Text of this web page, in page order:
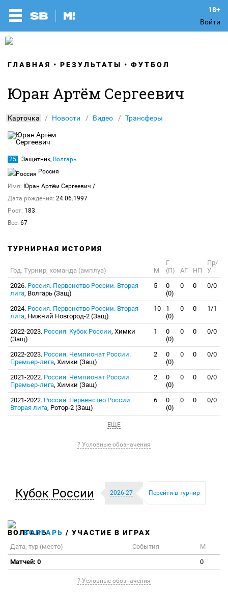
Войти
ГЛАВНАЯ РЕЗУЛЬТАТЫ ФУТБОЛ
Юран Артём Сергеевич
Карточка Новости Видео Трансферы
25 Защитник, Волгарь
Россия
Имя: Юран Артём Сергеевич /
Дата рождения: 24.06.1997
Рост: 183
Вес: 67
ТУРНИРНАЯ ИСТОРИЯ
Год. Турнир, команда (амплуа) М
Г
(П)
АГ НП
Пр/
У
2026. Россия. Первенство России. Вторая
лига, Волгарь (Защ)
5
0
(0)
0 0 0/0
2024. Россия. Первенство России. Вторая
лига, Нижний Новгород-2 (Защ)
10
1
(0)
0 0 1/1
2022-2023. Россия. Кубок России, Химки
(Защ)
1
0
(0)
0 0 0/0
2022-2023. Россия. Чемпионат России.
Премьер-лига, Химки (Защ)
2
0
(0)
0 0 0/0
2021-2022. Россия. Чемпионат России.
Премьер-лига, Химки (Защ)
2
0
(0)
0 0 0/0
2021-2022. Россия. Первенство России.
Вторая лига, Ротор-2 (Защ)
6
0
(0)
0 0 0/0
ЕЩЕ
? Условные обозначения
Кубок России 2026-27 Перейти в турнир
ВОЛГАРЬ / УЧАСТИЕ В ИГРАХ
Дата, тур (место) События
М
Матчей: 0
0
? Условные обозначения